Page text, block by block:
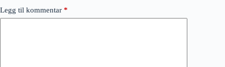
Legg til kommentar *